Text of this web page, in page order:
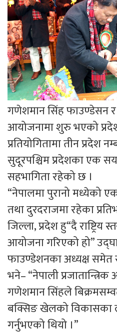
गणेशमान सिंह फाउण्डेसन र
आयोजनामा शुरु भएको
प्रतियोगितामा तीन प्रदेश
सुदूरपश्चिम प्रदेशका एक
सहभागिता रहेको छ ।
“नेपालमा पुरानो मध्येको
तथा दुरदराजमा रहेका
जिल्ला, प्रदेश हु“दै राष्ट्रिय
आयोजना गरिएको हो”
फाउण्डेशनका अध्यक्ष समेत
भने– “नेपाली
गणेशमान सिंहले
बक्सिङ खेलको विकासका
गर्नुभएको थियो ।”